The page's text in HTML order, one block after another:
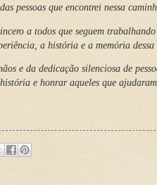
pessoas que encontrei nessa
a todos que seguem
a história e a memória
e da dedicação silenciosa de
e honrar aqueles que